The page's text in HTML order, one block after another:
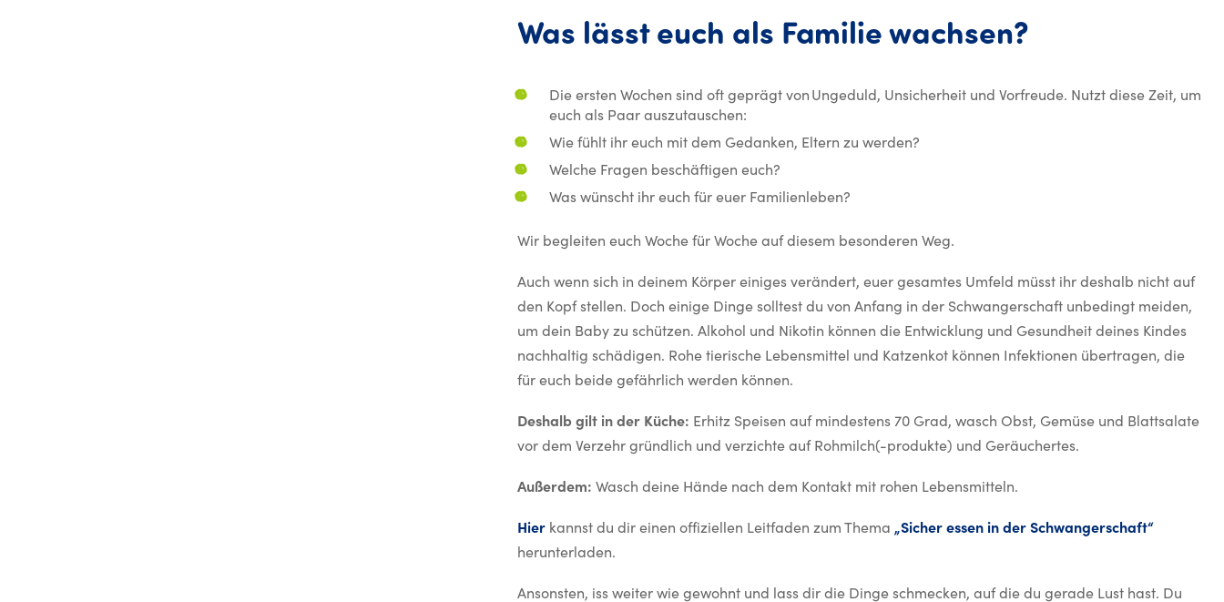
Was lässt euch als Familie wachsen?
Die ersten Wochen sind oft geprägt von Ungeduld, Unsicherheit und Vorfreude. Nutzt diese Zeit, um
euch als Paar auszutauschen:
Wie fühlt ihr euch mit dem Gedanken, Eltern zu werden?
Welche Fragen beschäftigen euch?
Was wünscht ihr euch für euer Familienleben?
Wir begleiten euch Woche für Woche auf diesem besonderen Weg.
Auch wenn sich in deinem Körper einiges verändert, euer gesamtes Umfeld müsst ihr deshalb nicht auf
den Kopf stellen. Doch einige Dinge solltest du von Anfang in der Schwangerschaft unbedingt meiden,
um dein Baby zu schützen. Alkohol und Nikotin können die Entwicklung und Gesundheit deines Kindes
nachhaltig schädigen. Rohe tierische Lebensmittel und Katzenkot können Infektionen übertragen, die
für euch beide gefährlich werden können.
Deshalb gilt in der Küche: Erhitz Speisen auf mindestens 70 Grad, wasch Obst, Gemüse und Blattsalate
vor dem Verzehr gründlich und verzichte auf Rohmilch(-produkte) und Geräuchertes.
Außerdem: Wasch deine Hände nach dem Kontakt mit rohen Lebensmitteln.
Hierkannst du dir einen offiziellen Leitfaden zum Thema „Sicher essen in der Schwangerschaft“
herunterladen.
Ansonsten, iss weiter wie gewohnt und lass dir die Dinge schmecken, auf die du gerade Lust hast. Du